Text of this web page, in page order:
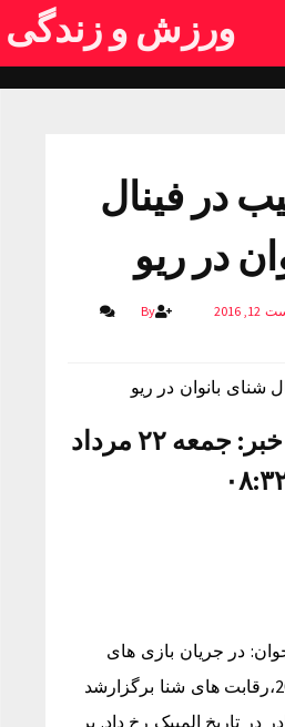
ورزش و زندگی
در فینال
در ریو
By
شنای بانوان در ریو
زمان دریافت خبر: جمعه ۲۲ مرداد
در جریان بازی های
های المپیک ریو 2016،رقابت های شنا برگزارشد
در تاریخ المپیک رخ داد. بر